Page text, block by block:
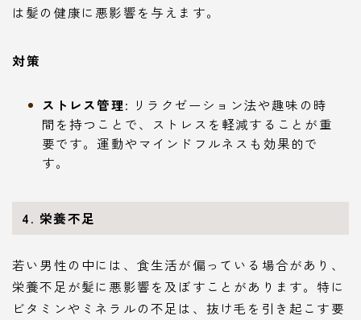
は髪の健康に悪影響を与えます。
対策
ストレス管理: リラクゼーション法や趣味の時
間を持つことで、ストレスを軽減することが重
要です。運動やマインドフルネスも効果的で
す。
4. 栄養不足
若い男性の中には、食生活が偏っている場合があり、
栄養不足が髪に悪影響を及ぼすことがあります。特に
ビタミンやミネラルの不足は、抜け毛を引き起こす要